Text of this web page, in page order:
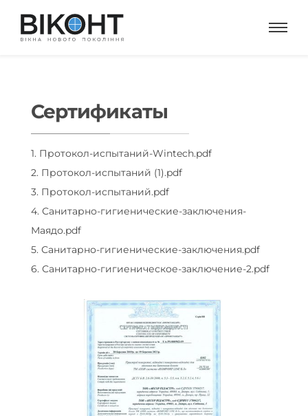
Сертификаты
1. Протокол-испытаний-Wintech.pdf
2. Протокол-испытаний (1).pdf
3. Протокол-испытаний.pdf
4. Санитарно-гигиенические-заключения-
Маядо.pdf
5. Санитарно-гигиенические-заключения.pdf
6. Санитарно-гигиеническое-заключение-2.pdf